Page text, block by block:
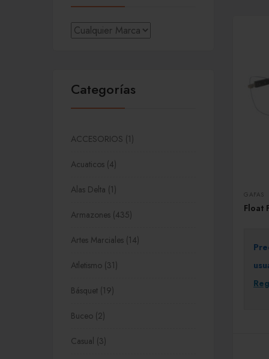
Categorías
ACCESORIOS 1
Acuaticos 4
Alas Delta 1
Armazones 435
Artes Marciales 14
Atletismo 31
Básquet 19
Buceo 2
Casual 3
GAFAS
Float